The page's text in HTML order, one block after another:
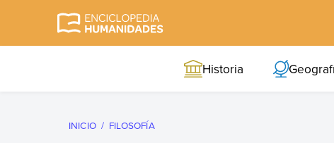
Historia
INICIO FILOSOFÍA